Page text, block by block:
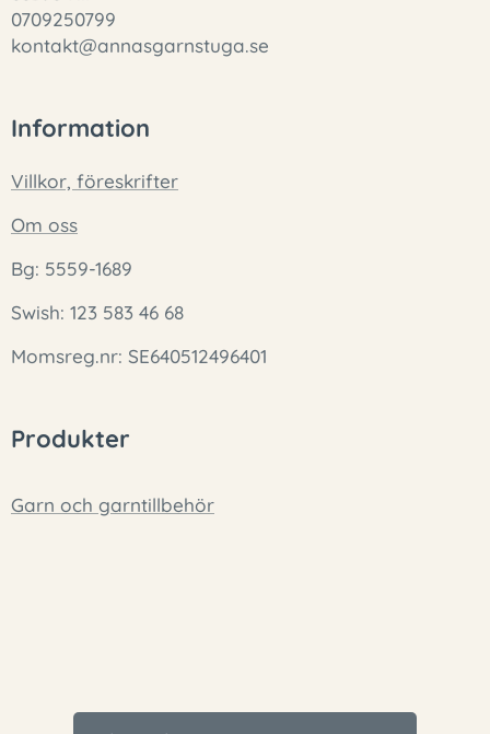
0709250799
kontakt@annasgarnstuga.se
Information
Villkor, föreskrifter
Om oss
Bg: 5559-1689
Swish: 123 583 46 68
Momsreg.nr: SE640512496401
Produkter
Garn och garntillbehör